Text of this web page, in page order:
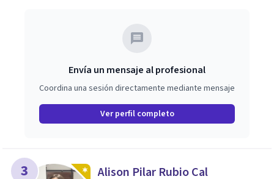
Envía un mensaje al profesional
Coordina una sesión directamente mediante mensaje
Ver perfil completo
3 Alison Pilar Rubio Cal